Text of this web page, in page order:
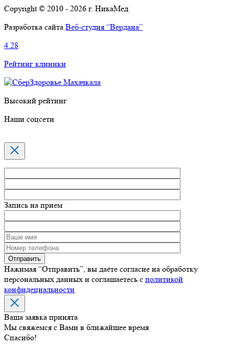
Copyright © 2010 - 2026 г. НикаМед
Разработка сайта Веб-студия “Вердана”
4.28
Рейтинг клиники
Высокий рейтинг
Наши соцсети
Запись на прием
Нажимая “Отправить”, вы даёте согласие на обработку
персональных данных и соглашаетесь с политикой
конфидециальности
Ваша заявка принята
Мы свяжемся с Вами в ближайшее время
Спасибо!